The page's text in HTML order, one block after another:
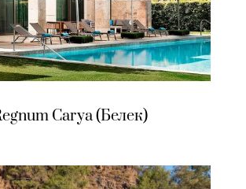
Carya (Белек)